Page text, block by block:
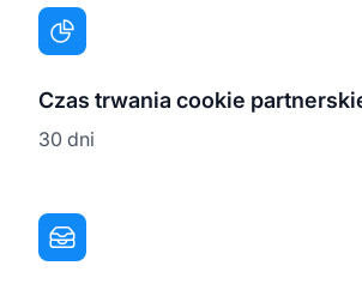
Czas trwania cookie
30 dni